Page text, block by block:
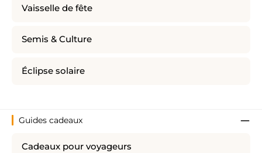
Vaisselle de fête
Semis & Culture
Éclipse solaire
Guides cadeaux
Cadeaux pour voyageurs